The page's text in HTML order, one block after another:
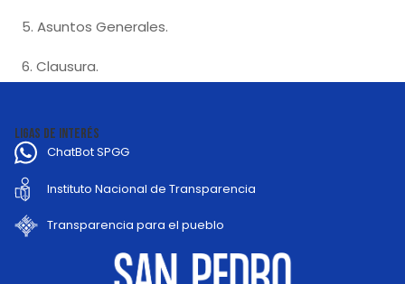
5. Asuntos Generales.
6. Clausura.
LIGAS DE INTERÉS
ChatBot SPGG
Instituto Nacional de Transparencia
Transparencia para el pueblo